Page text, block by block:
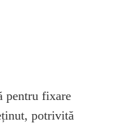
pentru fixare
potrivită